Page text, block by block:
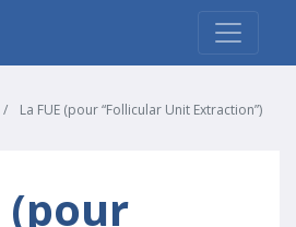
La FUE (pour “Follicular Unit Extraction”)
(pour